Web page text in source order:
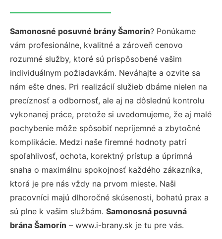
Samonosné posuvné brány Šamorín? Ponúkame
vám profesionálne, kvalitné a zároveň cenovo
rozumné služby, ktoré sú prispôsobené vašim
individuálnym požiadavkám. Neváhajte a ozvite sa
nám ešte dnes. Pri realizácií služieb dbáme nielen na
precíznosť a odbornosť, ale aj na dôslednú kontrolu
vykonanej práce, pretože si uvedomujeme, že aj malé
pochybenie môže spôsobiť nepríjemné a zbytočné
komplikácie. Medzi naše firemné hodnoty patrí
spoľahlivosť, ochota, korektný prístup a úprimná
snaha o maximálnu spokojnosť každého zákazníka,
ktorá je pre nás vždy na prvom mieste. Naši
pracovníci majú dlhoročné skúsenosti, bohatú prax a
sú plne k vašim službám. Samonosná posuvná
brána Šamorín – www.i-brany.sk je tu pre vás.